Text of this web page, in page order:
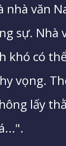
văn
sự. Nhà
khó có
vọng.
lấy